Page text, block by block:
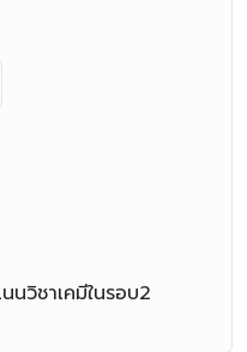
นวิชาเคมีในรอบ2